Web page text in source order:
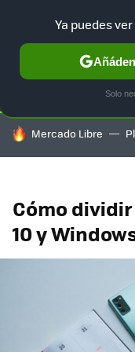
SELECCIÓN GAMING
HOY SE HABLA DE
Mercado Libre
Cómo
10 y
Ya puedes
Solo